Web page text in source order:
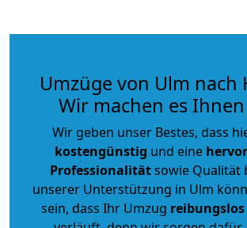
Umzüge von Ulm nach
Wir machen es
Wir geben unser Bestes, dass
kostengünstig und eine
Professionalitätsowie Qualität
unserer Unterstützung in Ulm
sein, dass Ihr Umzug